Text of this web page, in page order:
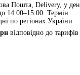
Пошта, Delivery, у
14:00–15:00. Термін
по регіонах України.
відповідно до тарифів